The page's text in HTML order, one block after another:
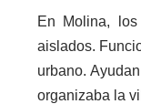
En Molina,
aislados.
urbano.
organizaba la